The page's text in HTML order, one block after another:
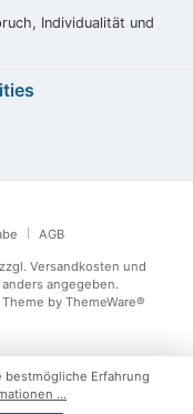
Individualität und
AGB
Versandkosten und
angegeben.
by ThemeWare®
bestmögliche Erfahrung
...